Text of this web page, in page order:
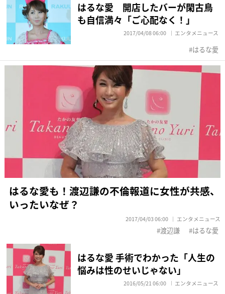
はるな愛 開店したバーが閑古鳥
も自信満々「ご心配なく！」
2017/04/08 06:00 エンタメニュース
はるな愛
はるな愛も！渡辺謙の不倫報道に女性が共感、
いったいなぜ？
2017/04/03 06:00 エンタメニュース
渡辺謙 はるな愛
はるな愛 手術でわかった「人生の
悩みは性のせいじゃない」
2016/05/21 06:00 エンタメニュース